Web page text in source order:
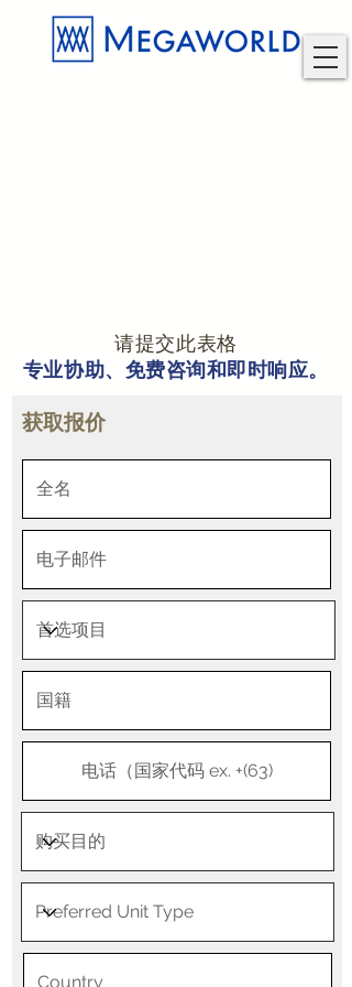
请提交此表格
专业协助、免费咨询和即时响应。
获取报价